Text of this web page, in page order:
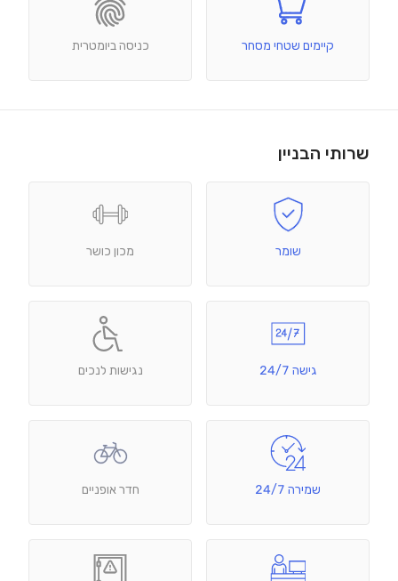
קיימים שטחי מסחר כניסה ביומטרית
שרותי הבניין
שומר מכון כושר
גישה 24/7 נגישות לנכים
שמירה 24/7 חדר אופניים